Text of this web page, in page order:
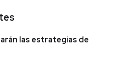
las estrategias de